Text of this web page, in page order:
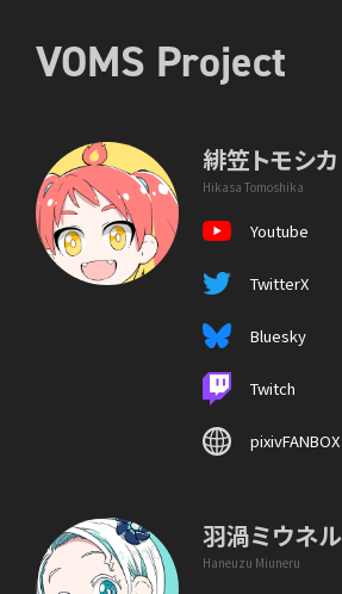
VOMS Project
緋笠トモシカ
Hikasa Tomoshika
Youtube
TwitterX
Bluesky
Twitch
pixivFANBOX
羽渦ミウネル
Haneuzu Miuneru